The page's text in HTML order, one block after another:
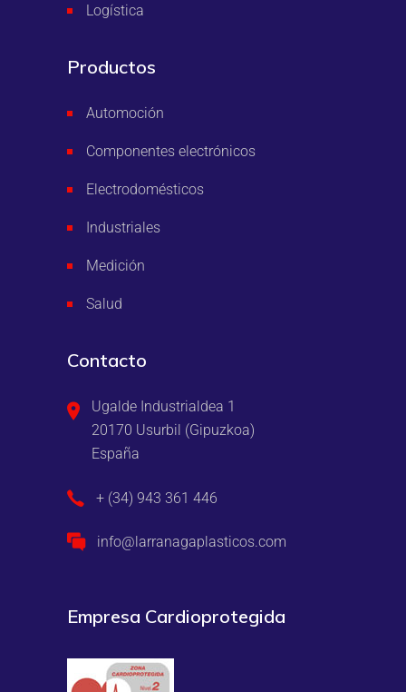
Logística
Productos
Automoción
Componentes electrónicos
Electrodomésticos
Industriales
Medición
Salud
Contacto
Ugalde Industrialdea 1
20170 Usurbil (Gipuzkoa)
España
+ (34) 943 361 446
info@larranagaplasticos.com
Empresa Cardioprotegida